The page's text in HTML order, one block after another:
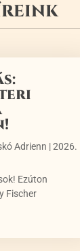
Adrienn |2026.
Ezúton
Fischer